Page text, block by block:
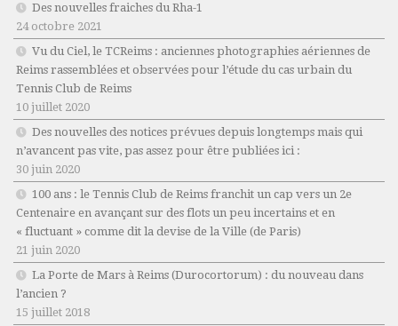
Des nouvelles fraiches du Rha-1
24 octobre 2021
Vu du Ciel, le TCReims : anciennes photographies aériennes de
Reims rassemblées et observées pour l’étude du cas urbain du
Tennis Club de Reims
10 juillet 2020
Des nouvelles des notices prévues depuis longtemps mais qui
n’avancent pas vite, pas assez pour être publiées ici :
30 juin 2020
100 ans : le Tennis Club de Reims franchit un cap vers un 2e
Centenaire en avançant sur des flots un peu incertains et en
« fluctuant » comme dit la devise de la Ville (de Paris)
21 juin 2020
La Porte de Mars à Reims (Durocortorum) : du nouveau dans
l’ancien ?
15 juillet 2018